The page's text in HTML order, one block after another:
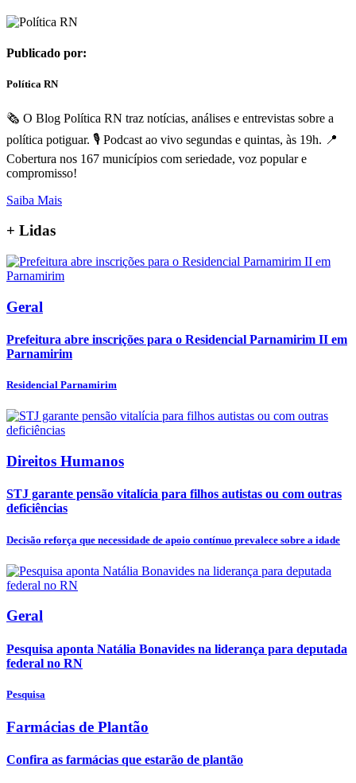
Publicado por:
Política RN
🗞️ O Blog Política RN traz notícias, análises e entrevistas sobre a
política potiguar. 🎙️ Podcast ao vivo segundas e quintas, às 19h. 📍
Cobertura nos 167 municípios com seriedade, voz popular e
compromisso!
Saiba Mais
+ Lidas
Geral
Prefeitura abre inscrições para o Residencial Parnamirim II em
Parnamirim
Residencial Parnamirim
Direitos Humanos
STJ garante pensão vitalícia para filhos autistas ou com outras
deficiências
Decisão reforça que necessidade de apoio contínuo prevalece sobre a idade
Geral
Pesquisa aponta Natália Bonavides na liderança para deputada
federal no RN
Pesquisa
Farmácias de Plantão
Confira as farmácias que estarão de plantão